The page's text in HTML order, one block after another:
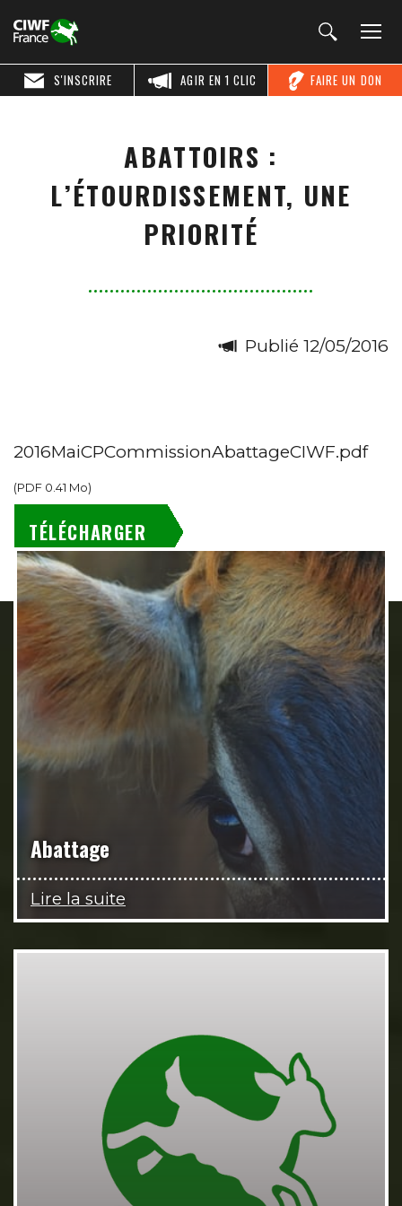
FAIRE UN DON
AGIR EN 1 CLIC
S'INSCRIRE
ABATTOIRS :
L’ÉTOURDISSEMENT, UNE
PRIORITÉ
Publié 12/05/2016
2016MaiCPCommissionAbattageCIWF.pdf
(PDF 0.41 Mo)
TÉLÉCHARGER
Abattage
Lire la suite